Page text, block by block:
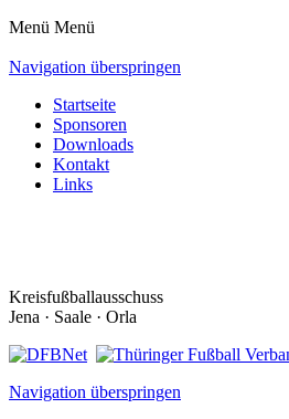
Menü Menü
Navigation überspringen
Startseite
Sponsoren
Downloads
Kontakt
Links
Kreisfußballausschuss
Jena · Saale · Orla
Navigation überspringen